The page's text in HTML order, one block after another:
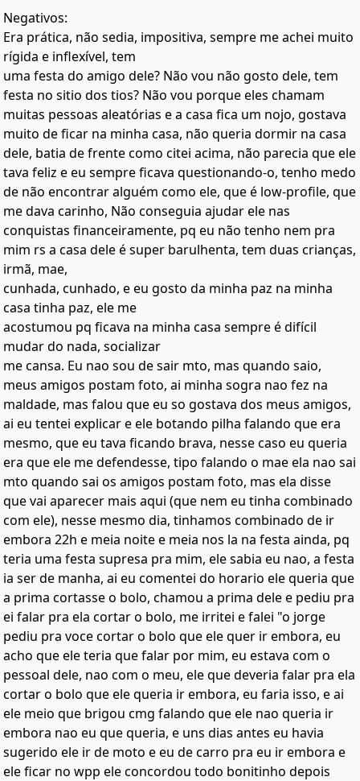
Negativos:
Era prática, não sedia, impositiva, sempre me achei muito
rígida e inflexível, tem
uma festa do amigo dele? Não vou não gosto dele, tem
festa no sitio dos tios? Não vou porque eles chamam
muitas pessoas aleatórias e a casa fica um nojo, gostava
muito de ficar na minha casa, não queria dormir na casa
dele, batia de frente como citei acima, não parecia que ele
tava feliz e eu sempre ficava questionando-o, tenho medo
de não encontrar alguém como ele, que é low-profile, que
me dava carinho, Não conseguia ajudar ele nas
conquistas financeiramente, pq eu não tenho nem pra
mim rs a casa dele é super barulhenta, tem duas crianças,
irmã, mae,
cunhada, cunhado, e eu gosto da minha paz na minha
casa tinha paz, ele me
acostumou pq ficava na minha casa sempre é difícil
mudar do nada, socializar
me cansa. Eu nao sou de sair mto, mas quando saio,
meus amigos postam foto, ai minha sogra nao fez na
maldade, mas falou que eu so gostava dos meus amigos,
ai eu tentei explicar e ele botando pilha falando que era
mesmo, que eu tava ficando brava, nesse caso eu queria
era que ele me defendesse, tipo falando o mae ela nao sai
mto quando sai os amigos postam foto, mas ela disse
que vai aparecer mais aqui (que nem eu tinha combinado
com ele), nesse mesmo dia, tinhamos combinado de ir
embora 22h e meia noite e meia nos la na festa ainda, pq
teria uma festa supresa pra mim, ele sabia eu nao, a festa
ia ser de manha, ai eu comentei do horario ele queria que
a prima cortasse o bolo, chamou a prima dele e pediu pra
ei falar pra ela cortar o bolo, me irritei e falei "o jorge
pediu pra voce cortar o bolo que ele quer ir embora, eu
acho que ele teria que falar por mim, eu estava com o
pessoal dele, nao com o meu, ele que deveria falar pra ela
cortar o bolo que ele queria ir embora, eu faria isso, e ai
ele meio que brigou cmg falando que ele nao queria ir
embora nao eu que queria, e uns dias antes eu havia
sugerido ele ir de moto e eu de carro pra eu ir embora e
ele ficar no wpp ele concordou todo bonitinho depois